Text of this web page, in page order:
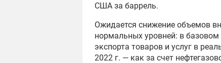
США за баррель.
Ожидается снижение объемов
нормальных уровней: в
экспорта товаров и услуг в
2022 г. — как за счет